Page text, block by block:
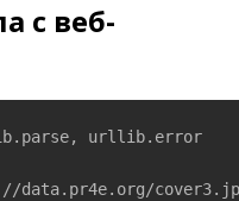
с веб-
urllib.error
data.pr4e.org/